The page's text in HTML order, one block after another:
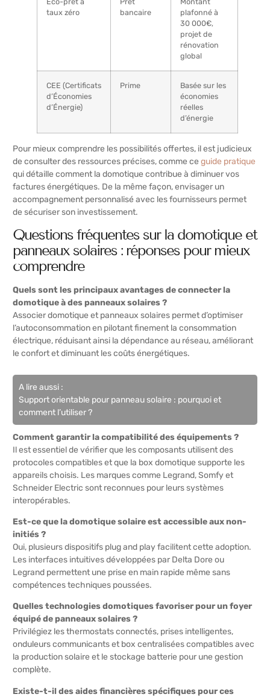
taux zéro
bancaire
plafonné à
30 000€,
projet de
rénovation
global
CEE (Certificats
d’Économies
d’Énergie)
Prime
Basée sur les
économies
réelles
d’énergie
Pour mieux comprendre les possibilités offertes, il est judicieux
de consulter des ressources précises, comme ce guide pratique
qui détaille comment la domotique contribue à diminuer vos
factures énergétiques. De la même façon, envisager un
accompagnement personnalisé avec les fournisseurs permet
de sécuriser son investissement.
Questions fréquentes sur la domotique et
panneaux solaires : réponses pour mieux
comprendre
Quels sont les principaux avantages de connecter la
domotique à des panneaux solaires ?
Associer domotique et panneaux solaires permet d’optimiser
l’autoconsommation en pilotant finement la consommation
électrique, réduisant ainsi la dépendance au réseau, améliorant
le confort et diminuant les coûts énergétiques.
A lire aussi :
Support orientable pour panneau solaire : pourquoi et
comment l’utiliser ?
Comment garantir la compatibilité des équipements ?
Il est essentiel de vérifier que les composants utilisent des
protocoles compatibles et que la box domotique supporte les
appareils choisis. Les marques comme Legrand, Somfy et
Schneider Electric sont reconnues pour leurs systèmes
interopérables.
Est-ce que la domotique solaire est accessible aux non-
initiés ?
Oui, plusieurs dispositifs plug and play facilitent cette adoption.
Les interfaces intuitives développées par Delta Dore ou
Legrand permettent une prise en main rapide même sans
compétences techniques poussées.
Quelles technologies domotiques favoriser pour un foyer
équipé de panneaux solaires ?
Privilégiez les thermostats connectés, prises intelligentes,
onduleurs communicants et box centralisées compatibles avec
la production solaire et le stockage batterie pour une gestion
complète.
Existe-t-il des aides financières spécifiques pour ces